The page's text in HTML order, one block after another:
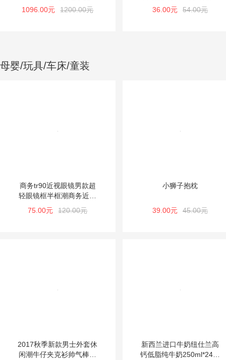
肩斜跨包
1096.00元 1200.00元
装饰品酒柜摆件
36.00元 54.00元
母婴/玩具/车床/童装
商务tr90近视眼镜男款超
轻眼镜框半框潮商务近视
镜眼镜架黑镜框男
75.00元 120.00元
小狮子抱枕
39.00元 45.00元
2017秋季新款男士外套休
闲潮牛仔夹克衫帅气棒球
新西兰进口牛奶纽仕兰高
钙低脂纯牛奶250ml*24盒